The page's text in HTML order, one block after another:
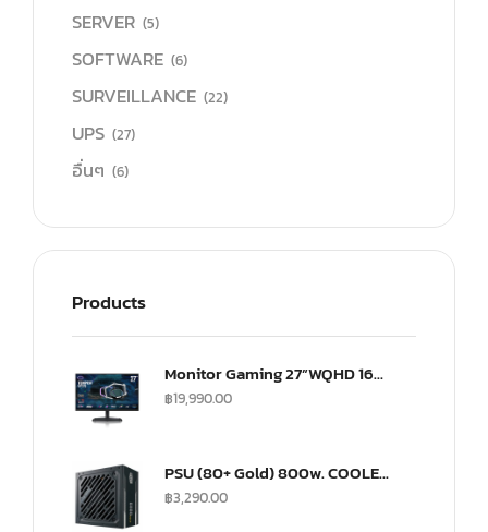
SERVER (5)
SOFTWARE (6)
SURVEILLANCE (22)
UPS (27)
อื่นๆ (6)
Products
Monitor Gaming 27”WQHD 165Hz ultra-IPS Monitor(US) (CMI-GP27-FQS-US)
฿19,990.00
PSU (80+ Gold) 800w. COOLER MASTER G800 (MPW-8001-ACAAG)
฿3,290.00